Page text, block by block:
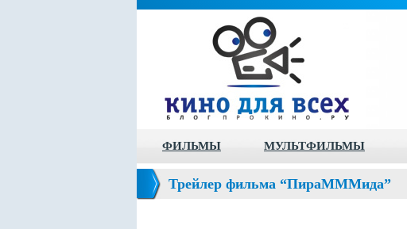
ФИЛЬМЫ МУЛЬТФИЛЬМЫ
Трейлер фильма “ПираМММида”